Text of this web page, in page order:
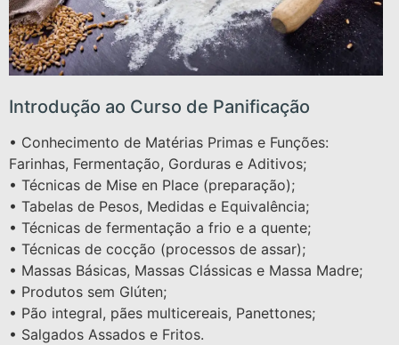
Introdução ao Curso de Panificação
• Conhecimento de Matérias Primas e Funções:
Farinhas, Fermentação, Gorduras e Aditivos;
• Técnicas de Mise en Place (preparação);
• Tabelas de Pesos, Medidas e Equivalência;
• Técnicas de fermentação a frio e a quente;
• Técnicas de cocção (processos de assar);
• Massas Básicas, Massas Clássicas e Massa Madre;
• Produtos sem Glúten;
• Pão integral, pães multicereais, Panettones;
• Salgados Assados e Fritos.